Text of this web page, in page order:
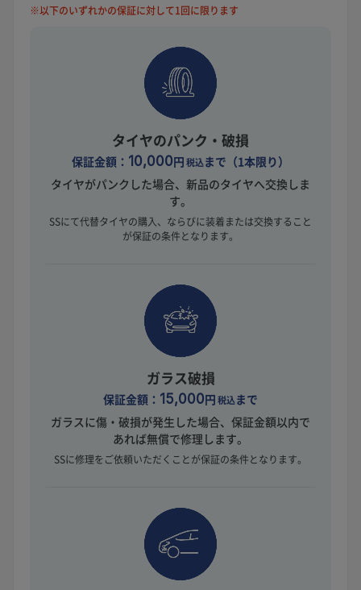
※以下のいずれかの保証に対して1回に限ります
タイヤのパンク・破損
保証金額： 10,000円税込まで（1本限り）
タイヤがパンクした場合、新品のタイヤへ交換しま
す。
SSにて代替タイヤの購入、ならびに装着または交換すること
が保証の条件となります。
ガラス破損
保証金額： 15,000円税込まで
ガラスに傷・破損が発生した場合、保証金額以内で
あれば無償で修理します。
SSに修理をご依頼いただくことが保証の条件となります。